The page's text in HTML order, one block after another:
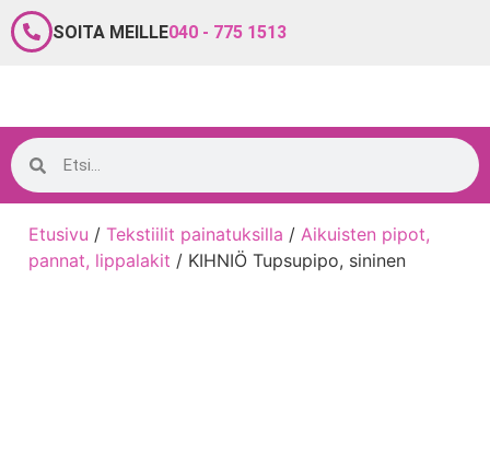
SOITA MEILLE040 - 775 1513
Etusivu / Tekstiilit painatuksilla / Aikuisten pipot,
pannat, lippalakit / KIHNIÖ Tupsupipo, sininen